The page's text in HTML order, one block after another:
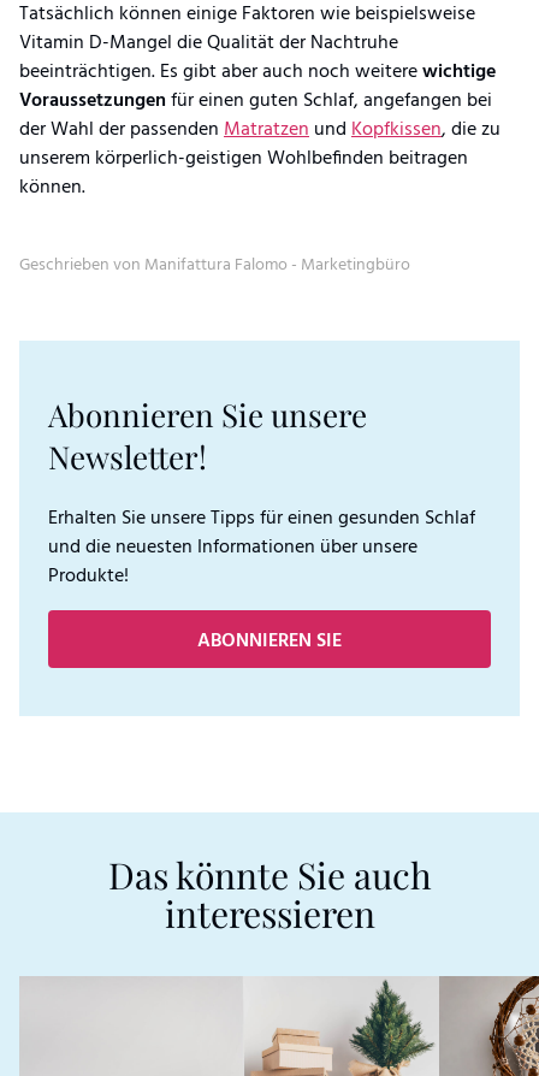
Tatsächlich können einige Faktoren wie beispielsweise
Vitamin D-Mangel die Qualität der Nachtruhe
beeinträchtigen. Es gibt aber auch noch weiterewichtige
Voraussetzungenfür einen guten Schlaf, angefangen bei
der Wahl der passendenMatratzenundKopfkissen, die zu
unserem körperlich-geistigen Wohlbefinden beitragen
können.
Geschrieben von Manifattura Falomo - Marketingbüro
Abonnieren Sie unsere
Newsletter!
Erhalten Sie unsere Tipps für einen gesunden Schlaf
und die neuesten Informationen über unsere
Produkte!
ABONNIEREN SIE
Das könnte Sie auch
interessieren